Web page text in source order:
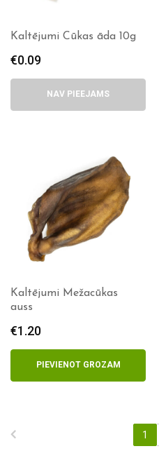
Kaltējumi Cūkas āda 10g
€0.09
NAV PIEEJAMS
Kaltējumi Mežacūkas
auss
€1.20
PIEVIENOT GROZAM
1